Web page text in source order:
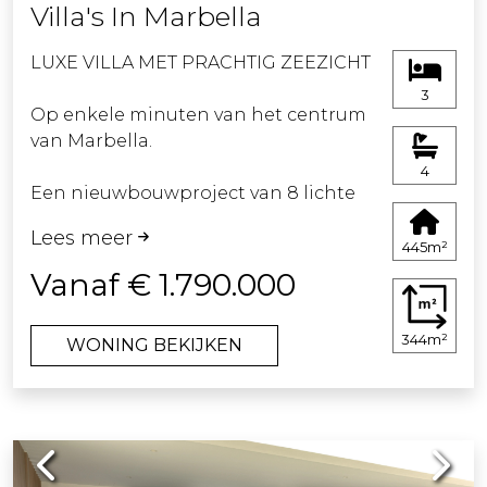
investeringen en vakantiewoningen!
Villa's In Marbella
LUXE VILLA MET PRACHTIG ZEEZICHT
Op enkele minuten van het centrum
van Marbella.
Een nieuwbouwproject van 8 lichte
details zoals
- Houten vloeren op de eerste
verdieping
- Vloerverwarming
Lees meer
Vanaf € 1.790.000
WONING BEKIJKEN
3
4
445m²
344m²
Previous Next